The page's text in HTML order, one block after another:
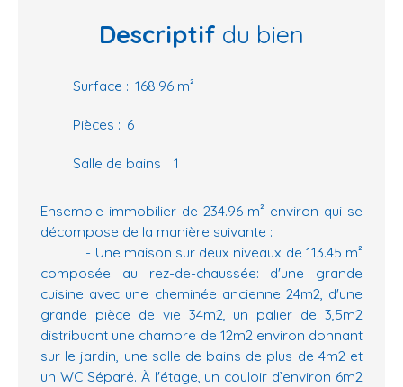
Descriptif du bien
Surface : 168.96 m²
Pièces : 6
Salle de bains : 1
Ensemble immobilier de 234.96 m² environ qui se
décompose de la manière suivante :
- Une maison sur deux niveaux de 113.45 m²
composée au rez-de-chaussée: d'une grande
cuisine avec une cheminée ancienne 24m2, d'une
grande pièce de vie 34m2, un palier de 3,5m2
distribuant une chambre de 12m2 environ donnant
sur le jardin, une salle de bains de plus de 4m2 et
un WC Séparé. À l'étage, un couloir d’environ 6m2